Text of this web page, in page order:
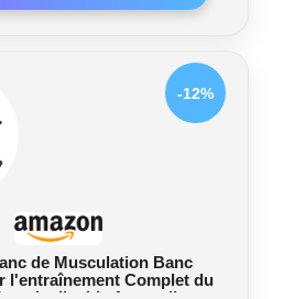
de Musculation Banc
l'entraînement Complet du
-12%